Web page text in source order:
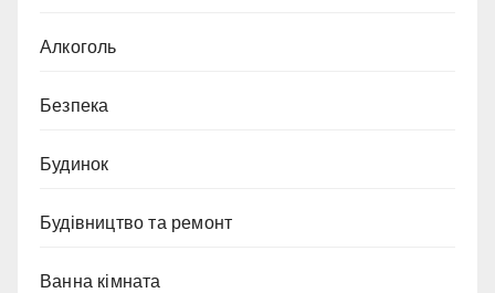
Алкоголь
Безпека
Будинок
Будівництво та ремонт
Ванна кімната